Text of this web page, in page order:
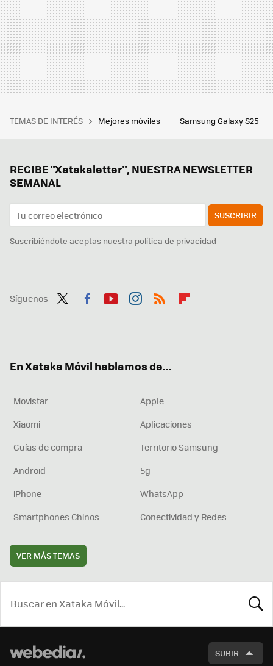
TEMAS DE INTERÉS Mejores móviles Samsung Galaxy S25
RECIBE "Xatakaletter", NUESTRA NEWSLETTER
SEMANAL
SUSCRIBIR
Suscribiéndote aceptas nuestra política de privacidad
Síguenos
En Xataka Móvil hablamos de...
Movistar
Apple
Xiaomi
Aplicaciones
Guías de compra
Territorio Samsung
Android
5g
iPhone
WhatsApp
Smartphones Chinos
Conectividad y Redes
VER MÁS TEMAS
SUBIR